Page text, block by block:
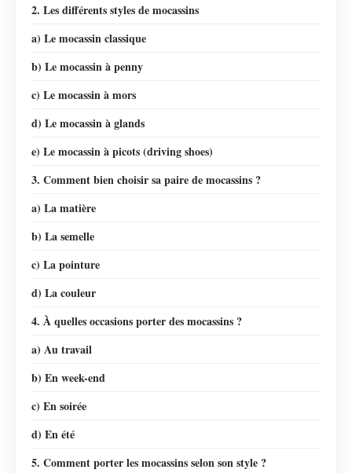
2. Les différents styles de mocassins
a) Le mocassin classique
b) Le mocassin à penny
c) Le mocassin à mors
d) Le mocassin à glands
e) Le mocassin à picots (driving shoes)
3. Comment bien choisir sa paire de mocassins ?
a) La matière
b) La semelle
c) La pointure
d) La couleur
4. À quelles occasions porter des mocassins ?
a) Au travail
b) En week-end
c) En soirée
d) En été
5. Comment porter les mocassins selon son style ?